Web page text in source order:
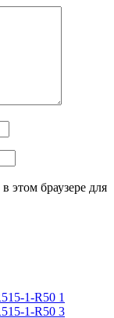
этом браузере для